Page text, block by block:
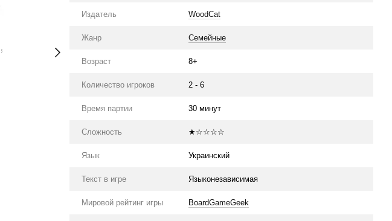
Издатель WoodCat
Жанр Семейные
Возраст 8+
Количество игроков 2 - 6
Время партии 30 минут
Сложность ★☆☆☆☆
Язык Украинский
Текст в игре Языконезависимая
Мировой рейтинг игры BoardGameGeek